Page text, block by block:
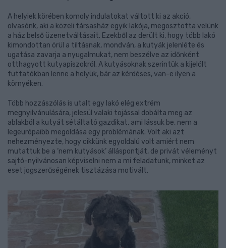
A helyiek körében komoly indulatokat váltott ki az akció,
olvasónk, aki a közeli társasház egyik lakója, megosztotta velünk
a ház belső üzenetváltásait. Ezekből az derült ki, hogy több lakó
kimondottan örül a tiltásnak, mondván, a kutyák jelenléte és
ugatása zavarja a nyugalmukat, nem beszélve az időnként
otthagyott kutyapiszokról. A kutyásoknak szerintük a kijelölt
futtatókban lenne a helyük, bár az kérdéses, van-e ilyen a
környéken.
Több hozzászólás is utalt egy lakó elég extrém
megnyilvánulására, jelesül valaki tojással dobálta meg az
ablakból a kutyát sétáltató gazdikat, ami lássuk be, nem a
legeurópaibb megoldása egy problémának. Volt aki azt
nehezményezte, hogy cikkünk egyoldalú volt amiért nem
mutattuk be a ‘nem kutyások’ álláspontját, de privát véleményt
sajtó-nyilvánosan képviselni nem a mi feladatunk, minket az
eset jogszerűségének tisztázása motivált.